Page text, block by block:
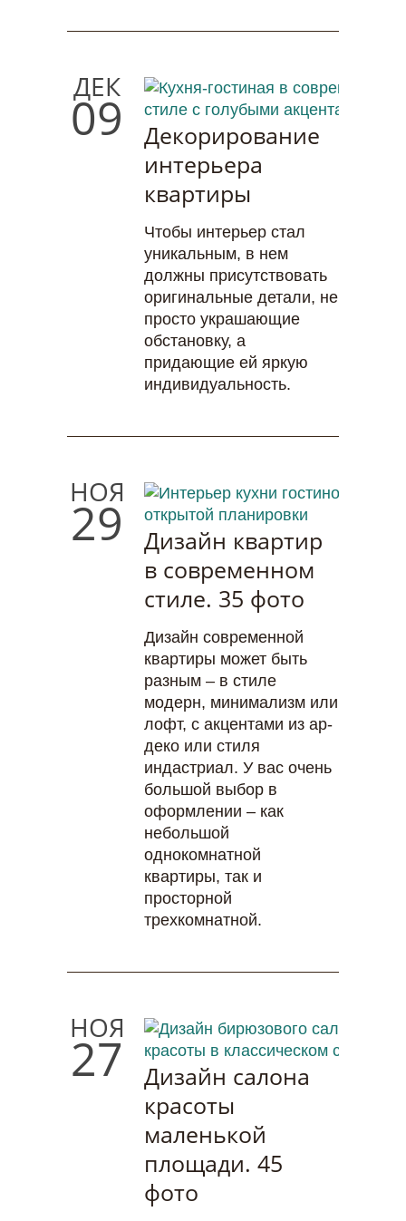
ДЕК
09
Декорирование
интерьера
квартиры
Чтобы интерьер стал
уникальным, в нем
должны присутствовать
оригинальные детали, не
просто украшающие
обстановку, а
придающие ей яркую
индивидуальность.
НОЯ
29
Дизайн квартир
в современном
стиле. 35 фото
Дизайн современной
квартиры может быть
разным – в стиле
модерн, минимализм или
лофт, с акцентами из ар-
деко или стиля
индастриал. У вас очень
большой выбор в
оформлении – как
небольшой
однокомнатной
квартиры, так и
просторной
трехкомнатной.
НОЯ
27
Дизайн салона
красоты
маленькой
площади. 45
фото